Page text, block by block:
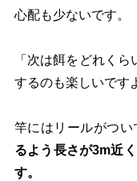
心配も少ないです。
「次は餌をどれく
するのも楽しいです
竿にはリールがつ
るよう長さが3m近
す。